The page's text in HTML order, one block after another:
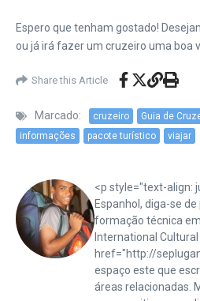
Espero que tenham gostado!
ou já irá fazer um cruzeiro uma boa
Share this Article
Marcado: cruzeiro
Guia de
informações
pacote turístico viajar
<p style="text-align:
Espanhol, diga-se
formação técnica
International
href="http://
espaço este que
áreas relacionadas.